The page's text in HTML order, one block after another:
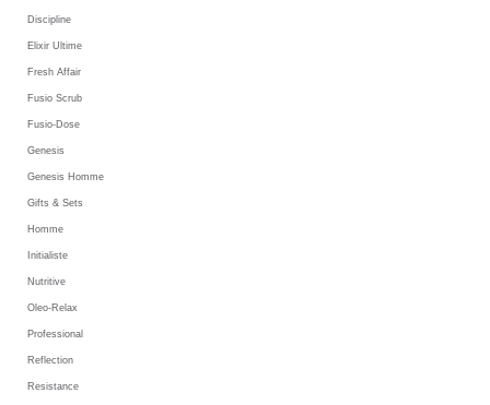
Discipline
Elixir Ultime
Fresh Affair
Fusio Scrub
Fusio-Dose
Genesis
Genesis Homme
Gifts & Sets
Homme
Initialiste
Nutritive
Oleo-Relax
Professional
Reflection
Resistance